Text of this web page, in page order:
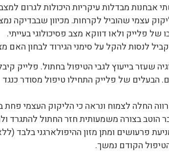
מבדלות עיקריות היכולות לגרום
עצמי שהוביל לקרחות. מכיוון שבבדיקה
של פלייק ולאו דווקא מצב פסיכולוגי בעייתי.
לנסות להקל על סימני הגירוד לבחון האם
שעזר בייעוץ לגבי הטיפול בחתול. פלייק
הבעלים של פלייק התחילו טיפול מסודר
החלה לצמוח ונראה כי הליקוק העצמי פחת
בצורה משמעותית חזר החתול להתגרד
פרעושים ומתן מזון ההיפולארגני בלבד
הקודם נמשך.